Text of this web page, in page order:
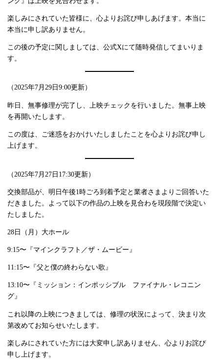
楽しみにされていた皆様に、心よりお詫び申しあげます。本当に
本当に申し訳ありません。
この後の予定に関しましては、公式Xにて随時発信してまいりま
す。
（2025年7月29日9:00更新）
昨日、無事修理が完了し、上映チェックを行いました。無事上映
を再開いたします。
この度は、ご迷惑をおかけいたしましたことを心よりお詫び申し
上げます。
（2025年7月27日17:30更新）
交換部品が、明日午後1時ごろ到着予定と業者さまよりご回答いた
だきました。よって以下の作品の上映を見合わを現段階で決定い
たしました。
28日（月）大ホール
9:15〜『マインクラフト／ザ・ムービー』
11:15〜『父と僕の終わらない歌』
13:10〜『ミッション：インポッシブル ファイナル・レコニン
グ』
これ以降の上映につきましては、修理の状況によって、決まり次
第改めてお知らせいたします。
楽しみにされていた方には大変申し訳ありません、心よりお詫び
申し上げます。